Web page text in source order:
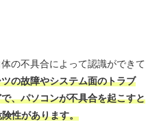
の不具合によって認識ができて
の故障やシステム面のトラブ
、パソコンが不具合を起こすと
性があります。